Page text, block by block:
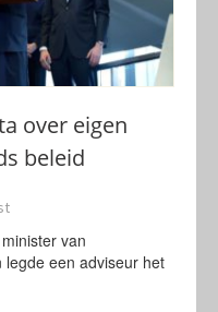
over eigen
beleid
van
een adviseur het